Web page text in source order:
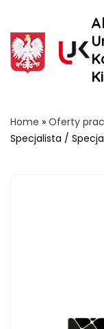
Home » Oferty
Specjalista /